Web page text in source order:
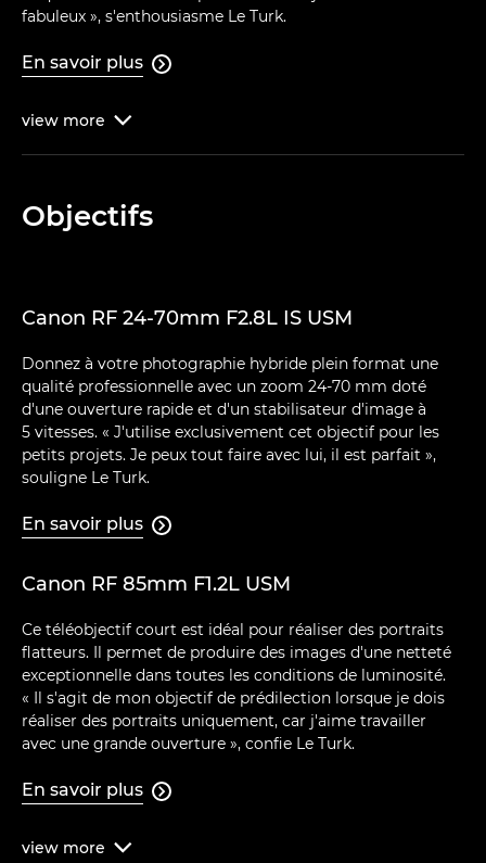
fabuleux », s'enthousiasme Le Turk.
En savoir plus 
view more 
Objectifs
Canon RF 24-70mm F2.8L IS USM
Donnez à votre photographie hybride plein format une
qualité professionnelle avec un zoom 24-70 mm doté
d'une ouverture rapide et d'un stabilisateur d'image à
5 vitesses. « J'utilise exclusivement cet objectif pour les
petits projets. Je peux tout faire avec lui, il est parfait »,
souligne Le Turk.
En savoir plus 
Canon RF 85mm F1.2L USM
Ce téléobjectif court est idéal pour réaliser des portraits
flatteurs. Il permet de produire des images d'une netteté
exceptionnelle dans toutes les conditions de luminosité.
« Il s'agit de mon objectif de prédilection lorsque je dois
réaliser des portraits uniquement, car j'aime travailler
avec une grande ouverture », confie Le Turk.
En savoir plus 
view more 